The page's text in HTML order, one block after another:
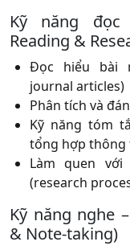
Kỹ năng đọc
Reading &
Đọc hiểu bài
journal articles)
Phân tích và
Kỹ năng tóm
tổng hợp thông
Làm quen
(research
Kỹ năng nghe
& Note-taking)